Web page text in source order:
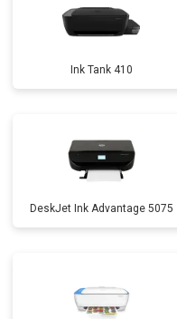
Ink Tank 410
DeskJet Ink Advantage 5075